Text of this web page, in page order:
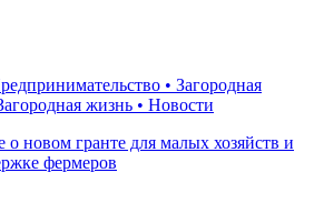
• Загородная
жизнь • Новости
новом гранте для малых хозяйств и
фермеров